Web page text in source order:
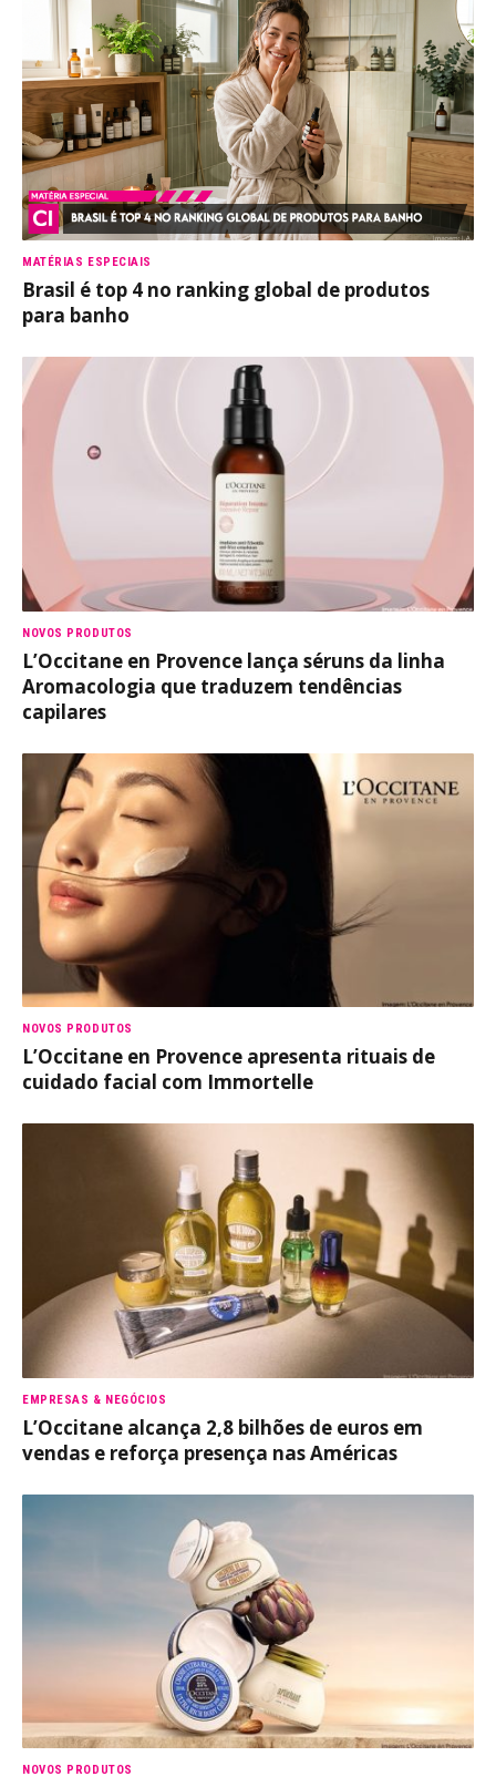
MATÉRIAS ESPECIAIS
Brasil é top 4 no ranking global de produtos
para banho
NOVOS PRODUTOS
L’Occitane en Provence lança séruns da linha
Aromacologia que traduzem tendências
capilares
NOVOS PRODUTOS
L’Occitane en Provence apresenta rituais de
cuidado facial com Immortelle
EMPRESAS & NEGÓCIOS
L’Occitane alcança 2,8 bilhões de euros em
vendas e reforça presença nas Américas
NOVOS PRODUTOS